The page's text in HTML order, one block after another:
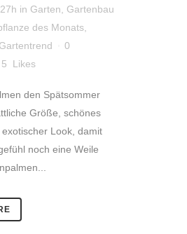
in Garten
Gartenbau
des Monats
Gartentrend
0
5 Likes
den Spätsommer
Größe, schönes
Look, damit
noch eine Weile